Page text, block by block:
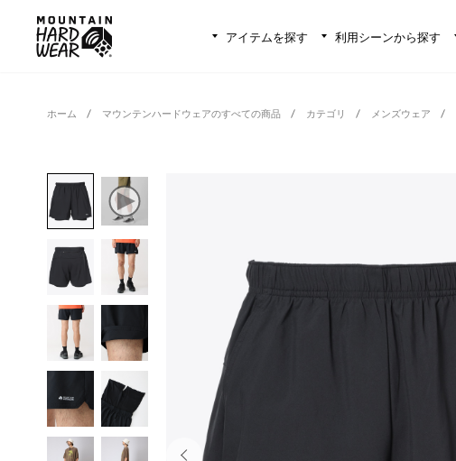
アイテムを探す 利用シーンから探す
ホーム マウンテンハードウェアのすべての商品 カテゴリ メンズウェア